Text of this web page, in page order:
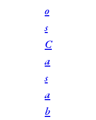
o
s
C
a
s
a
b